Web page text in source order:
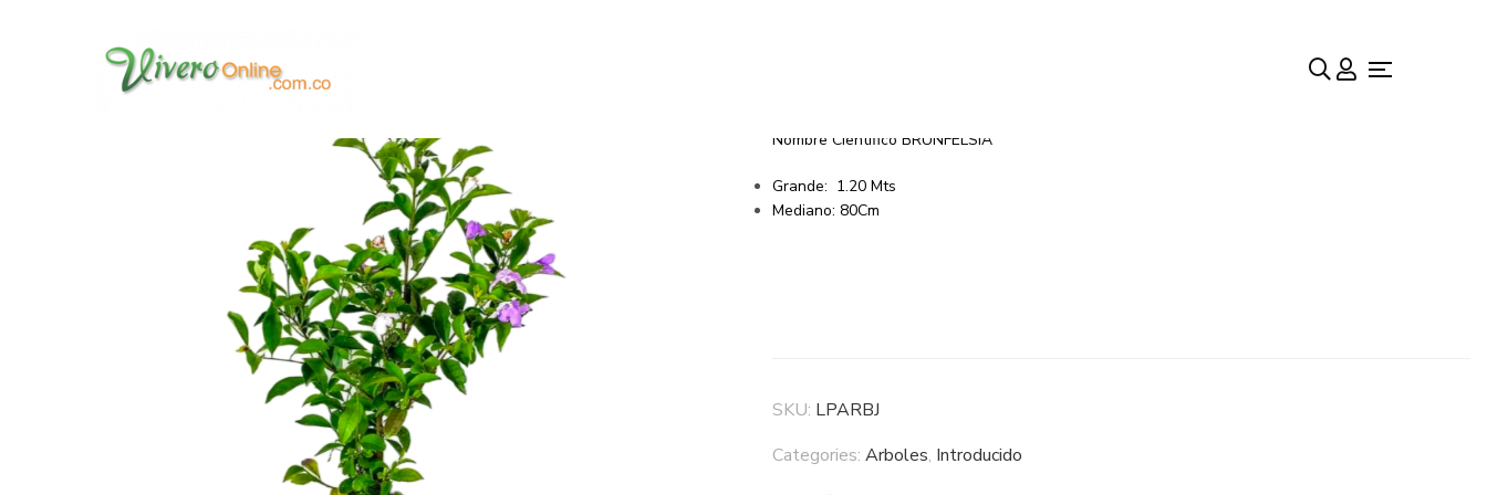
Nombre Cientifico BRUNFELSIA
Grande: 1.20 Mts
Mediano: 80Cm
SKU: LPARBJ
Categories:Arboles, Introducido